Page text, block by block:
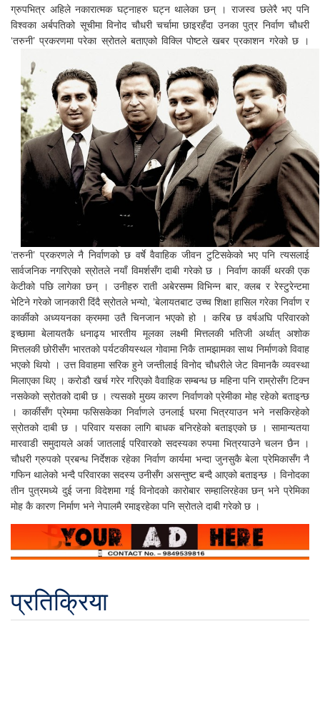
ग्रुपभित्र अहिले नकारात्मक घट्नाहरु घट्न थालेका छन् । राजस्व छलेरै भए पनि
विश्वका अर्बपतिको सूचीमा विनोद चौधरी चर्चामा छाइरहँदा उनका पुत्र निर्वाण चौधरी
‘तरुनी’ प्रकरणमा परेका स्रोतले बताएको विक्लि पोष्टले खबर प्रकाशन गरेको छ ।
‘तरुनी’ प्रकरणले नै निर्वाणको छ वर्षे वैवाहिक जीवन टुटिसकेको भए पनि त्यसलाई
सार्वजनिक नगरिएको स्रोतले नयाँ विमर्शसँग दाबी गरेको छ । निर्वाण कार्की थरकी एक
केटीको पछि लागेका छन् । उनीहरु राती अबेरसम्म विभिन्न बार, क्लब र रेस्टुरेन्टमा
भेटिने गरेको जानकारी दिंदै स्रोतले भन्यो, ’बेलायतबाट उच्च शिक्षा हासिल गरेका निर्वाण र
कार्कीको अध्ययनका क्रममा उतै चिनजान भएको हो । करिब छ वर्षअघि परिवारको
इच्छामा बेलायतकै धनाढ्य भारतीय मूलका लक्ष्मी मित्तलकी भतिजी अर्थात् अशोक
मित्तलकी छोरीसँग भारतको पर्यटकीयस्थल गोवामा निकै तामझामका साथ निर्माणको विवाह
भएको थियो । उत्त विवाहमा सरिक हुने जन्तीलाई विनोद चौधरीले जेट विमानकै व्यवस्था
मिलाएका थिए । करोडौ खर्च गरेर गरिएको वैवाहिक सम्बन्ध छ महिना पनि राम्रोसँग टिक्न
नसकेको स्रोतको दाबी छ । त्यसको मुख्य कारण निर्वाणको प्रेमीका मोह रहेको बताइन्छ
। कार्कीसँग प्रेममा फसिसकेका निर्वाणले उनलाई घरमा भित्रयाउन भने नसकिरहेको
स्रोतको दाबी छ । परिवार यसका लागि बाधक बनिरहेको बताइएको छ । सामान्यतया
मारवाडी समुदायले अर्का जातलाई परिवारको सदस्यका रुपमा भित्रयाउने चलन छैन ।
चौधरी ग्रुपको प्रबन्ध निर्देशक रहेका निर्वाण कार्यमा भन्दा जुनसुकै बेला प्रेमिकासँग नै
गफिन थालेको भन्दै परिवारका सदस्य उनीसँग असन्तुष्ट बन्दै आएको बताइन्छ । विनोदका
तीन पुत्रमध्ये दुई जना विदेशमा गई विनोदको कारोबार सम्हालिरहेका छन् भने प्रेमिका
मोह कै कारण निर्माण भने नेपालमै रमाइरहेका पनि स्रोतले दाबी गरेको छ ।
प्रतिक्रिया